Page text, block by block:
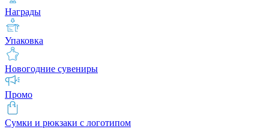
Награды
Упаковка
Новогодние сувениры
Промо
Сумки и рюкзаки с логотипом